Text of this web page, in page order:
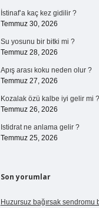
İstinaf’a kaç kez gidilir ?
Temmuz 30, 2026
Su yosunu bir bitki mi ?
Temmuz 28, 2026
Apış arası koku neden olur ?
Temmuz 27, 2026
Kozalak özü kalbe iyi gelir mi ?
Temmuz 26, 2026
Istidrat ne anlama gelir ?
Temmuz 25, 2026
Son yorumlar
Huzursuz bağırsak